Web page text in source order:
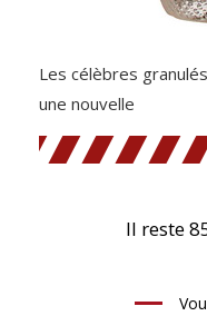
Les célèbres
une nouvelle
Il reste